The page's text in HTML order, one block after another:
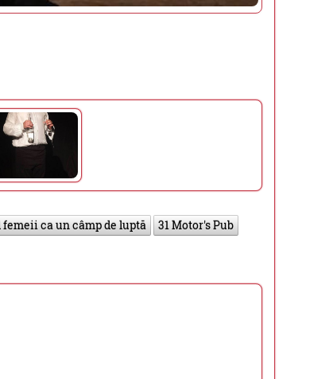
femeii ca un câmp de luptă 31 Motor's Pub